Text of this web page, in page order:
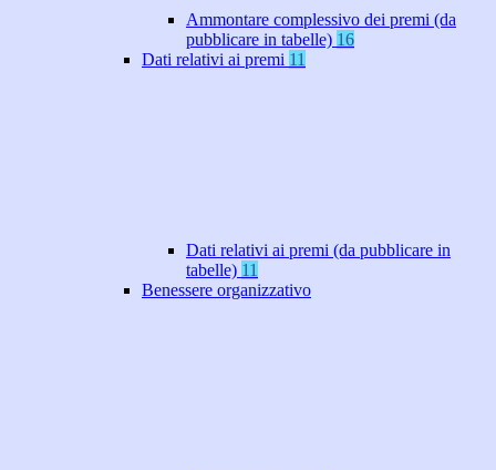
Ammontare complessivo dei premi (da
pubblicare in tabelle) 16
Dati relativi ai premi 11
Dati relativi ai premi (da pubblicare in
tabelle) 11
Benessere organizzativo